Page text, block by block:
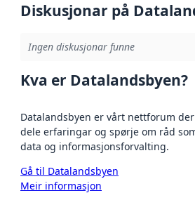
Diskusjonar på
Ingen diskusjonar funne
Kva er Datalandsbyen?
Datalandsbyen er vårt nettforum
dele erfaringar og spørje om råd
data og informasjonsforvalting.
Gå til Datalandsbyen
Meir informasjon